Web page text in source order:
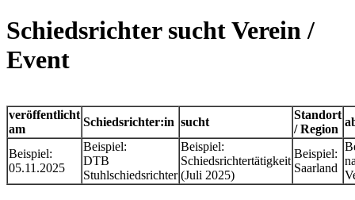
Schiedsrichter sucht Verein /
Event
veröffentlicht
am
Schiedsrichter:in sucht
Standort
/ Region
Beispiel:
05.11.2025
Beispiel:
DTB
Stuhlschiedsrichter
Beispiel:
Schiedsrichtertätigkeit
(Juli 2025)
Beispiel:
Saarland